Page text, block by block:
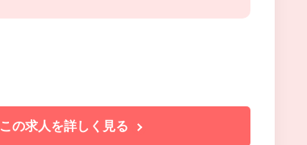
この求人を詳しく見る